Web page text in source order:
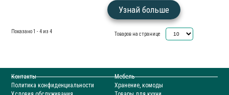
Узнай больше
Показано 1 - 4 из 4 Товаров на странице
Контакты
Политика конфиденциальности
Мебель
Хранение, комоды